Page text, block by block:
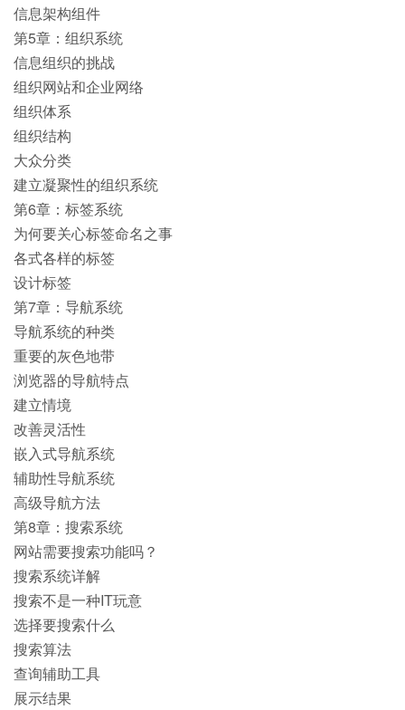
信息架构组件
第5章：组织系统
信息组织的挑战
组织网站和企业网络
组织体系
组织结构
大众分类
建立凝聚性的组织系统
第6章：标签系统
为何要关心标签命名之事
各式各样的标签
设计标签
第7章：导航系统
导航系统的种类
重要的灰色地带
浏览器的导航特点
建立情境
改善灵活性
嵌入式导航系统
辅助性导航系统
高级导航方法
第8章：搜索系统
网站需要搜索功能吗？
搜索系统详解
搜索不是一种IT玩意
选择要搜索什么
搜索算法
查询辅助工具
展示结果